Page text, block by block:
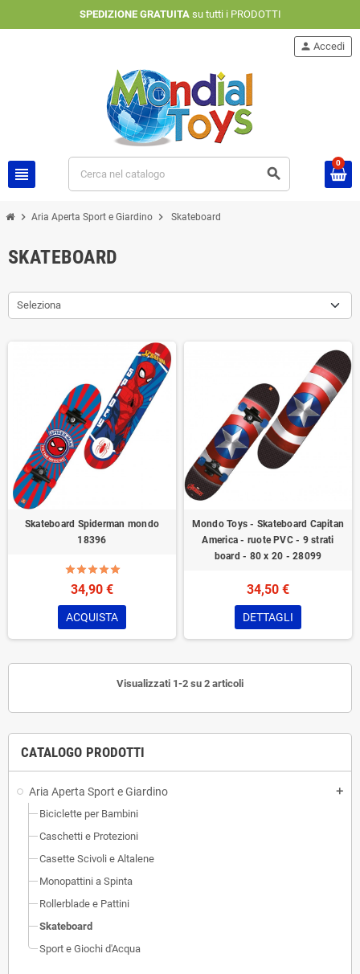
SPEDIZIONE GRATUITAsu tutti i PRODOTTI
view_headline search
person Accedi
0
chevron_right Aria Aperta Sport e Giardino chevron_right Skateboard
CATALOGO PRODOTTI
Aria Aperta Sport e Giardino add
Biciclette per Bambini
Caschetti e Protezioni
Casette Scivoli e Altalene
Monopattini a Spinta
Rollerblade e Pattini
Skateboard
Sport e Giochi d'Acqua
SKATEBOARD
Seleziona
Skateboard Spiderman mondo
18396
34,90 €
ACQUISTA
Mondo Toys - Skateboard Capitan
America - ruote PVC - 9 strati
board - 80 x 20 - 28099
34,50 €
DETTAGLI
Visualizzati 1-2 su 2 articoli